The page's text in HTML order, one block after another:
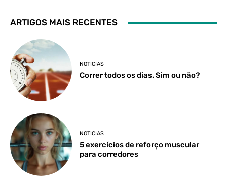
ARTIGOS MAIS RECENTES
NOTICIAS
Correr todos os dias. Sim ou não?
NOTICIAS
5 exercícios de reforço muscular
para corredores